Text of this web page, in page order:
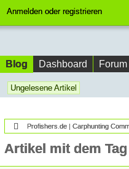
Anmelden oder registrieren
Blog Dashboard Forum
Ungelesene Artikel
Profishers.de | Carphunting
Artikel mit dem